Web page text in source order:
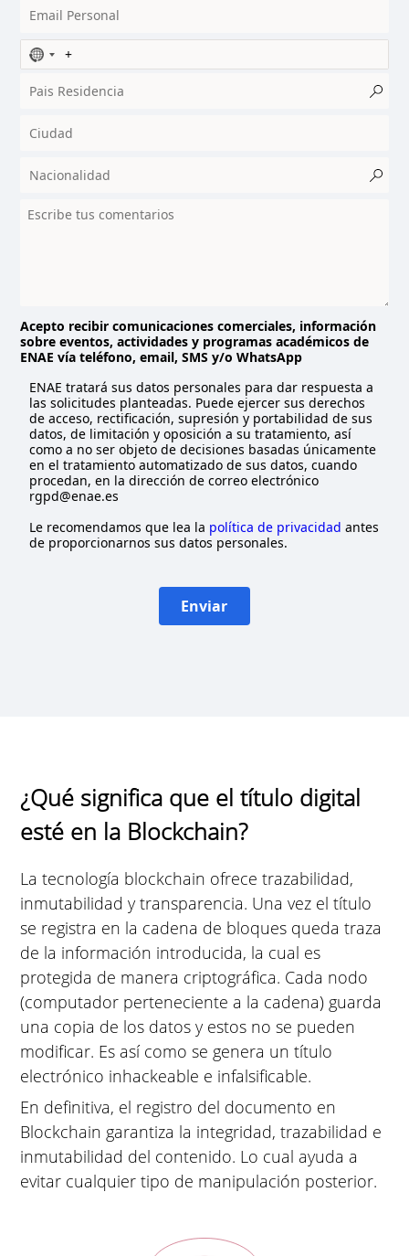
N
o
c
u
t
y
t
e
d
Acepto recibir comunicaciones comerciales, información
sobre eventos, actividades y programas académicos de
ENAE vía teléfono, email, SMS y/o WhatsApp
ENAE tratará sus datos personales para dar respuesta a
las solicitudes planteadas. Puede ejercer sus derechos
de acceso, rectificación, supresión y portabilidad de sus
datos, de limitación y oposición a su tratamiento, así
como a no ser objeto de decisiones basadas únicamente
en el tratamiento automatizado de sus datos, cuando
procedan, en la dirección de correo electrónico
rgpd@enae.es
Le recomendamos que lea la política de privacidad antes
de proporcionarnos sus datos personales.
Enviar
¿Qué significa que el título digital
esté en la Blockchain?
La tecnología blockchain ofrece trazabilidad,
inmutabilidad y transparencia. Una vez el título
se registra en la cadena de bloques queda traza
de la información introducida, la cual es
protegida de manera criptográfica. Cada nodo
(computador perteneciente a la cadena) guarda
una copia de los datos y estos no se pueden
modificar. Es así como se genera un título
electrónico inhackeable e infalsificable.
En definitiva, el registro del documento en
Blockchain garantiza la integridad, trazabilidad e
inmutabilidad del contenido. Lo cual ayuda a
evitar cualquier tipo de manipulación posterior.